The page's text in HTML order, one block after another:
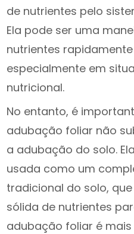
de nutrientes pelo
Ela pode ser uma
nutrientes
especialmente em
nutricional.
No entanto, é
adubação foliar não
a adubação do solo.
usada como um
tradicional do solo,
sólida de nutrientes
adubação foliar é